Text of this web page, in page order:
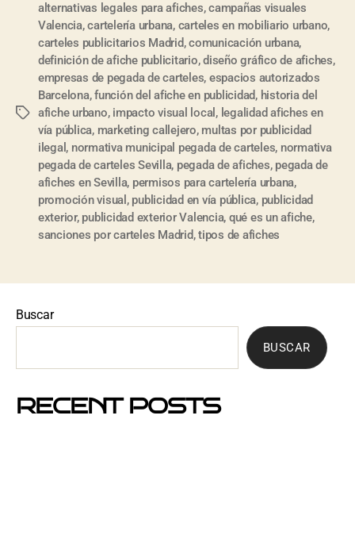
alternativas legales para afiches,campañas visuales
Valencia,cartelería urbana, carteles en mobiliario urbano,
carteles publicitarios Madrid,comunicación urbana,
definición de afiche publicitario,diseño gráfico de afiches,
empresas de pegada de carteles, espacios autorizados
Barcelona,función del afiche en publicidad, historia del
afiche urbano, impacto visual local , legalidad afiches en
vía pública, marketing callejero, multas por publicidad
ilegal , normativa municipal pegada de carteles, normativa
pegada de carteles Sevilla, pegada de afiches, pegada de
afiches en Sevilla, permisos para cartelería urbana,
promoción visual , publicidad en vía pública, publicidad
exterior, publicidad exterior Valencia, qué es un afiche,
sanciones por carteles Madrid,tipos de afiches
Buscar
BUSCAR
RECENT POSTS